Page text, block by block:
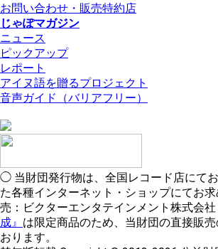
お問い合わせ・販売特約店
じゃぽマガジン
ニュース
ピックアップ
レポート
アイヌ語を贈るプロジェクト
音声ガイド（バリアフリー）
◯ 当財団発行物は、全国レコード店にて
た各種インターネット・ショップにてお
売：ビクターエンタテインメント株式会
成』 は限定商品のため、当財団の直接販
おります。